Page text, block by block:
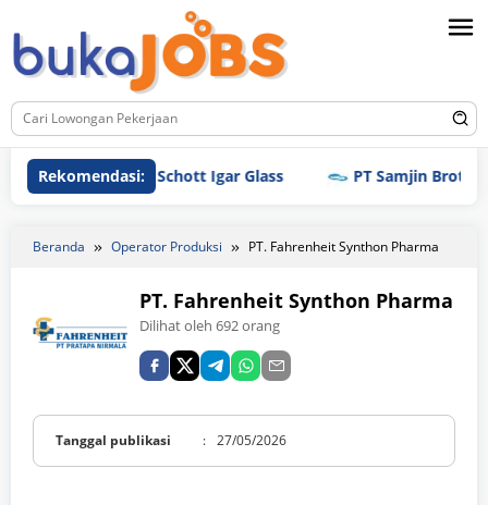
ke
konten
Rekomendasi:PT Schott Igar Glass PT Samjin Brothread
Beranda Operator Produksi PT. Fahrenheit Synthon Pharma
PT. Fahrenheit Synthon Pharma
Dilihat oleh 692 orang
Tanggal publikasi : 27/05/2026